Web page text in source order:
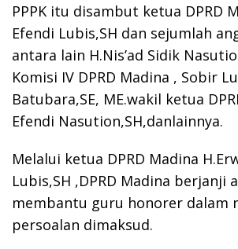
PPPK itu disambut ketua DPRD
Efendi Lubis,SH dan sejumlah
antara lain H.Nis’ad Sidik
Komisi IV DPRD Madina , Sobir
Batubara,SE, ME.wakil ketua
Efendi Nasution,SH,danlainnya.
Melalui ketua DPRD Madina
Lubis,SH ,DPRD Madina berjanji
membantu guru honorer dalam
persoalan dimaksud.